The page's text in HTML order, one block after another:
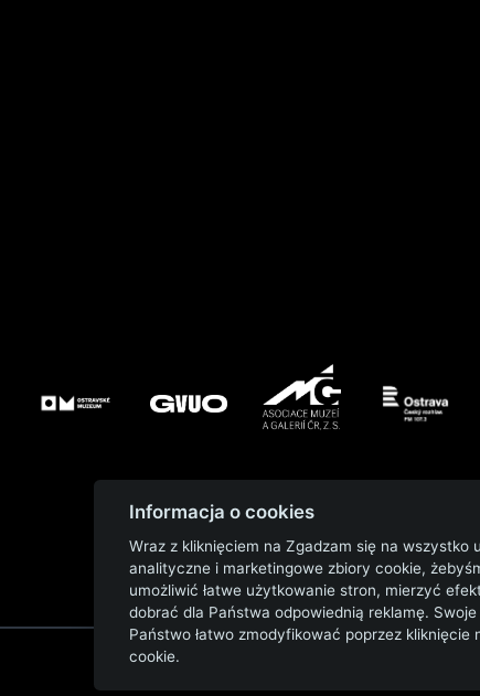
Informacja o cookies
Wraz z kliknięciem na Zgadzam się na wszystko
analityczne i marketingowe zbiory cookie,
umożliwić łatwe użytkowanie stron, mierzyć
dobrać dla Państwa odpowiednią reklamę.
Państwo łatwo zmodyfikować poprzez kliknięcie
cookie.